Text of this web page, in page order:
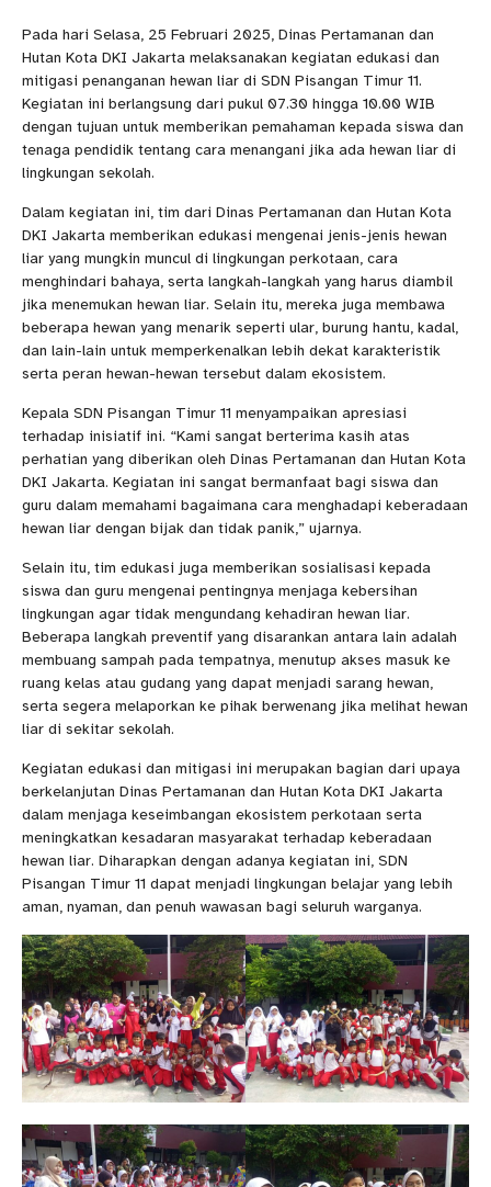
Pada hari Selasa, 25 Februari 2025, Dinas Pertamanan dan
Hutan Kota DKI Jakarta melaksanakan kegiatan edukasi dan
mitigasi penanganan hewan liar di SDN Pisangan Timur 11.
Kegiatan ini berlangsung dari pukul 07.30 hingga 10.00 WIB
dengan tujuan untuk memberikan pemahaman kepada siswa dan
tenaga pendidik tentang cara menangani jika ada hewan liar di
lingkungan sekolah.
Dalam kegiatan ini, tim dari Dinas Pertamanan dan Hutan Kota
DKI Jakarta memberikan edukasi mengenai jenis-jenis hewan
liar yang mungkin muncul di lingkungan perkotaan, cara
menghindari bahaya, serta langkah-langkah yang harus diambil
jika menemukan hewan liar. Selain itu, mereka juga membawa
beberapa hewan yang menarik seperti ular, burung hantu, kadal,
dan lain-lain untuk memperkenalkan lebih dekat karakteristik
serta peran hewan-hewan tersebut dalam ekosistem.
Kepala SDN Pisangan Timur 11 menyampaikan apresiasi
terhadap inisiatif ini. “Kami sangat berterima kasih atas
perhatian yang diberikan oleh Dinas Pertamanan dan Hutan Kota
DKI Jakarta. Kegiatan ini sangat bermanfaat bagi siswa dan
guru dalam memahami bagaimana cara menghadapi keberadaan
hewan liar dengan bijak dan tidak panik,” ujarnya.
Selain itu, tim edukasi juga memberikan sosialisasi kepada
siswa dan guru mengenai pentingnya menjaga kebersihan
lingkungan agar tidak mengundang kehadiran hewan liar.
Beberapa langkah preventif yang disarankan antara lain adalah
membuang sampah pada tempatnya, menutup akses masuk ke
ruang kelas atau gudang yang dapat menjadi sarang hewan,
serta segera melaporkan ke pihak berwenang jika melihat hewan
liar di sekitar sekolah.
Kegiatan edukasi dan mitigasi ini merupakan bagian dari upaya
berkelanjutan Dinas Pertamanan dan Hutan Kota DKI Jakarta
dalam menjaga keseimbangan ekosistem perkotaan serta
meningkatkan kesadaran masyarakat terhadap keberadaan
hewan liar. Diharapkan dengan adanya kegiatan ini, SDN
Pisangan Timur 11 dapat menjadi lingkungan belajar yang lebih
aman, nyaman, dan penuh wawasan bagi seluruh warganya.